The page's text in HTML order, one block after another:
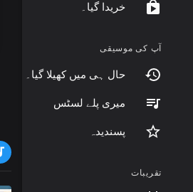
خریدا گیا۔
آپ کی موسیقی
حال ہی میں کھیلا گیا۔
میری پلے لسٹس
پسندیدہ
تقریبات